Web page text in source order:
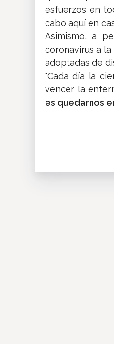
esfuerzos en
cabo aquí en
Asimismo, a
coronavirus a
adoptadas de
"Cada día la
vencer la
es quedarnos